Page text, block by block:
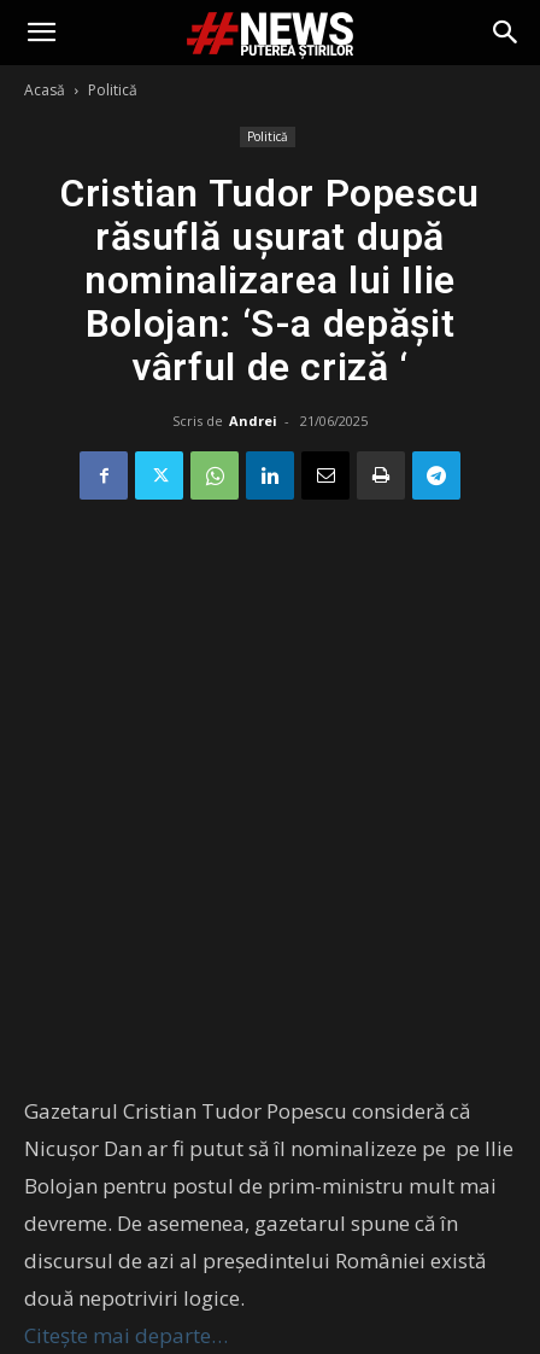
Acasă Politică
Politică
Cristian Tudor Popescu
răsuflă ușurat după
nominalizarea lui Ilie
Bolojan: ‘S-a depășit
vârful de criză ‘
Scris de Andrei - 21/06/2025
Gazetarul Cristian Tudor Popescu consideră că
Nicușor Dan ar fi putut să îl nominalizeze pe pe Ilie
Bolojan pentru postul de prim-ministru mult mai
devreme. De asemenea, gazetarul spune că în
discursul de azi al președintelui României există
două nepotriviri logice.
Citește mai departe…